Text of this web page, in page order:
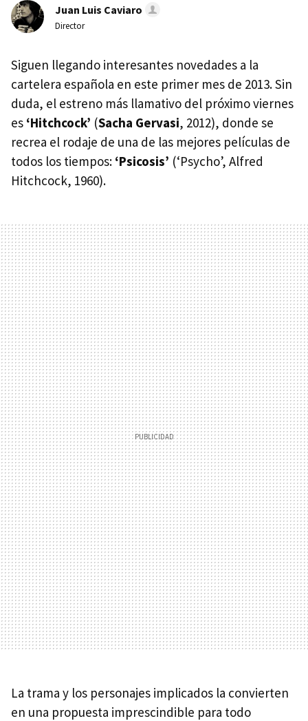
Juan Luis Caviaro
Director
Siguen llegando interesantes novedades a la
cartelera española en este primer mes de 2013. Sin
duda, el estreno más llamativo del próximo viernes
es ‘Hitchcock’ (Sacha Gervasi, 2012), donde se
recrea el rodaje de una de las mejores películas de
todos los tiempos: ‘Psicosis’ (‘Psycho’, Alfred
Hitchcock, 1960).
La trama y los personajes implicados la convierten
en una propuesta imprescindible para todo